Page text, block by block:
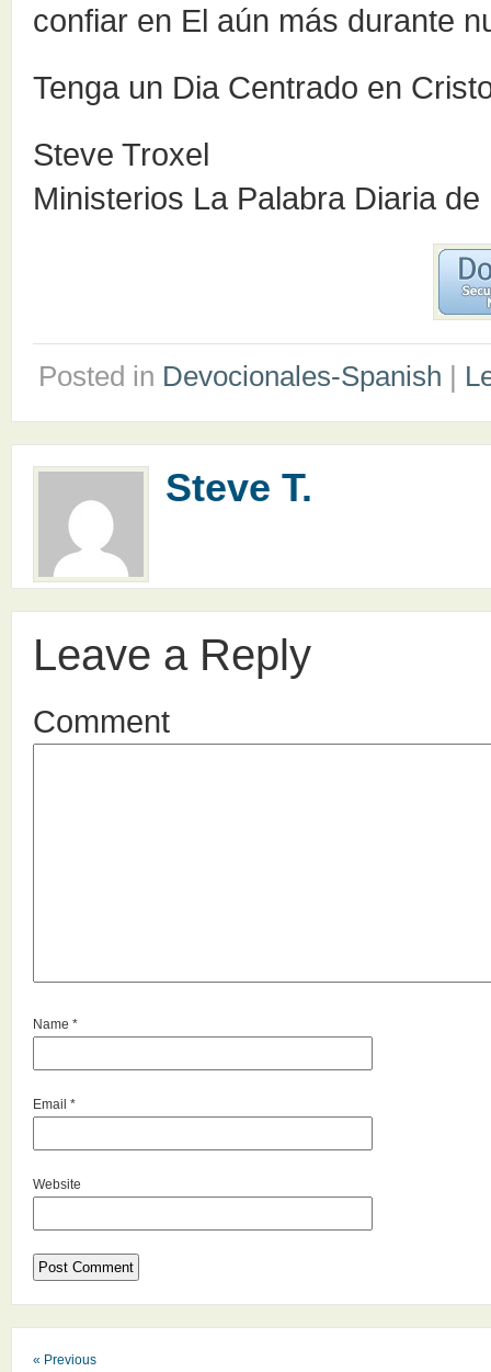
confiar en El aún más durante
Tenga un Dia Centrado en
Steve Troxel
Ministerios La Palabra Diaria de
Posted in Devocionales-Spanish |
Steve T.
Leave a Reply
Comment
Name *
Email *
Website
« Previous